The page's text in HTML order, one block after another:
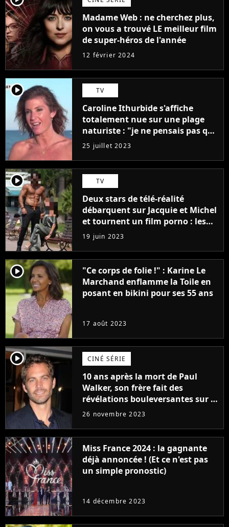
Madame Web : ne cherchez plus,
on vous a trouvé LE meilleur film
de super-héros de l'année
12 février 2024
player2 TV
Caroline Ithurbide s'affiche
totalement nue sur une plage
naturiste : "je ne pensais pas que
j'arriverais à le faire..."
25 juillet 2023
player2 TV
Deux stars de télé-réalité
débarquent sur Jacquie et Michel
et tournent un film porno : les
premières images du tournage
(exclu)
19 juin 2023
player2
"Ce corps de folie !" : Karine Le
Marchand enflamme la Toile en
posant en bikini pour ses 55 ans
17 août 2023
player2 CINÉ SÉRIE
10 ans après la mort de Paul
Walker, son frère fait des
révélations bouleversantes sur la
réaction des acteurs de Fast and
26 novembre 2023
Miss France 2024 : la gagnante
déjà annoncée ! (Et ce n'est pas
un simple pronostic)
14 décembre 2023